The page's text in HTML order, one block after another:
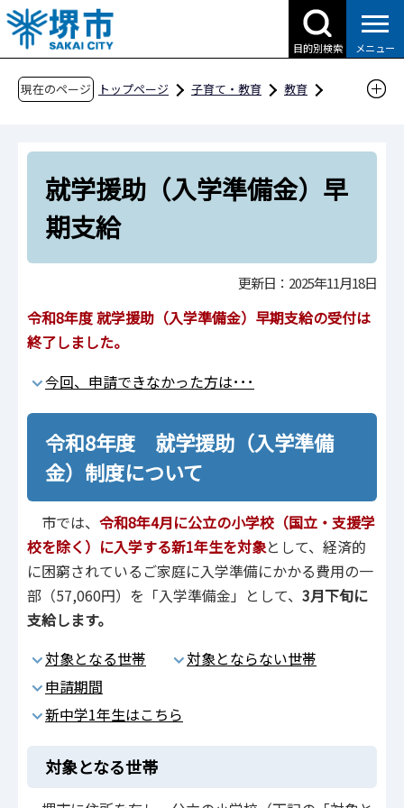
こ
の
ペ
目的別検索 メニュー
現在のページ トップページ 子育て・教育
教育
奨学金・就学援助・幼稚園保育料等の補助
就学援助（入学準備金）早期支給
就学援助（入学準備金）早
期支給
更新日：2025年11月18日
令和8年度 就学援助（入学準備金）早期支給の受付は
終了しました。
今回、申請できなかった方は･･･
令和8年度 就学援助（入学準備
金）制度について
市では、 令和8年4月に公立の小学校（国立・支援学
校を除く）に入学する新1年生を対象として、経済的
に困窮されているご家庭に入学準備にかかる費用の一
部（57,060円）を「入学準備金」として、 3月下旬に
支給します。
対象となる世帯
対象とならない世帯
申請期間
新中学1年生はこちら
対象となる世帯